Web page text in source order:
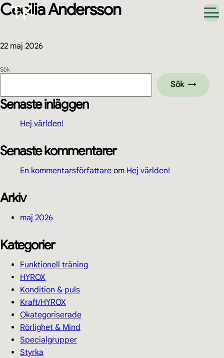
Hoppa
till
Hoppa
till
Hoppa
till
sidofältet
Hoppa
till
Cecilia Andersson
22 maj 2026
Primärt
Sök
Sök
Senaste inläggen
Hej världen!
Senaste kommentarer
En kommentarsförfattare om Hej världen!
Arkiv
maj 2026
Kategorier
Funktionell träning
HYROX
Kondition & puls
Kraft/HYROX
Okategoriserade
Rörlighet & Mind
Specialgrupper
Styrka